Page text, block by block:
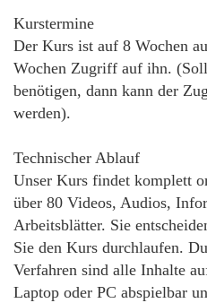
Kurstermine
Der Kurs ist auf 8 Wochen
Wochen Zugriff auf ihn.
benötigen, dann kann der
werden).
Technischer Ablauf
Unser Kurs findet komplett
über 80 Videos, Audios,
Arbeitsblätter. Sie
Sie den Kurs durchlaufen.
Verfahren sind alle Inhalte
Laptop oder PC abspielbar